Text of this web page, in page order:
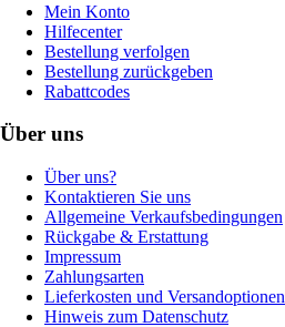
Mein Konto
Hilfecenter
Bestellung verfolgen
Bestellung zurückgeben
Rabattcodes
Über uns
Über uns?
Kontaktieren Sie uns
Allgemeine Verkaufsbedingungen
Rückgabe & Erstattung
Impressum
Zahlungsarten
Lieferkosten und Versandoptionen
Hinweis zum Datenschutz